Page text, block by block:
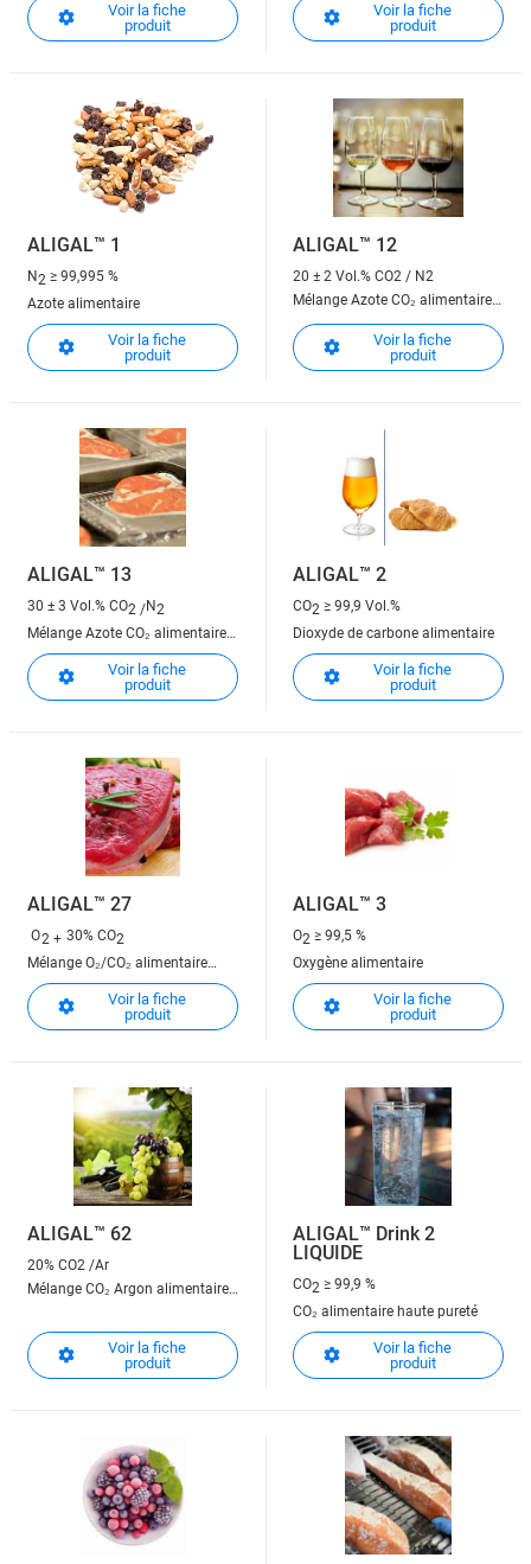
Voir la fiche
produit
Voir la fiche
produit
ALIGAL™ 1
N2 ≥ 99,995 %
Azote alimentaire
Voir la fiche
produit
ALIGAL™ 12
20 ± 2 Vol.% CO2 / N2
Mélange Azote CO₂ alimentaire
80/20
Voir la fiche
produit
ALIGAL™ 13
30 ± 3 Vol.% CO2 /N2
Mélange Azote CO₂ alimentaire
70/30
Voir la fiche
produit
ALIGAL™ 2
CO2 ≥ 99,9 Vol.%
Dioxyde de carbone alimentaire
Voir la fiche
produit
ALIGAL™ 27
O2 +30% CO2
Mélange O₂/CO₂ alimentaire
70/30
Voir la fiche
produit
ALIGAL™ 3
O2 ≥ 99,5 %
Oxygène alimentaire
Voir la fiche
produit
ALIGAL™ 62
20% CO2 /Ar
Mélange CO₂ Argon alimentaire
Voir la fiche
produit
ALIGAL™ Drink 2
LIQUIDE
CO2 ≥ 99,9 %
CO₂ alimentaire haute pureté
Voir la fiche
produit